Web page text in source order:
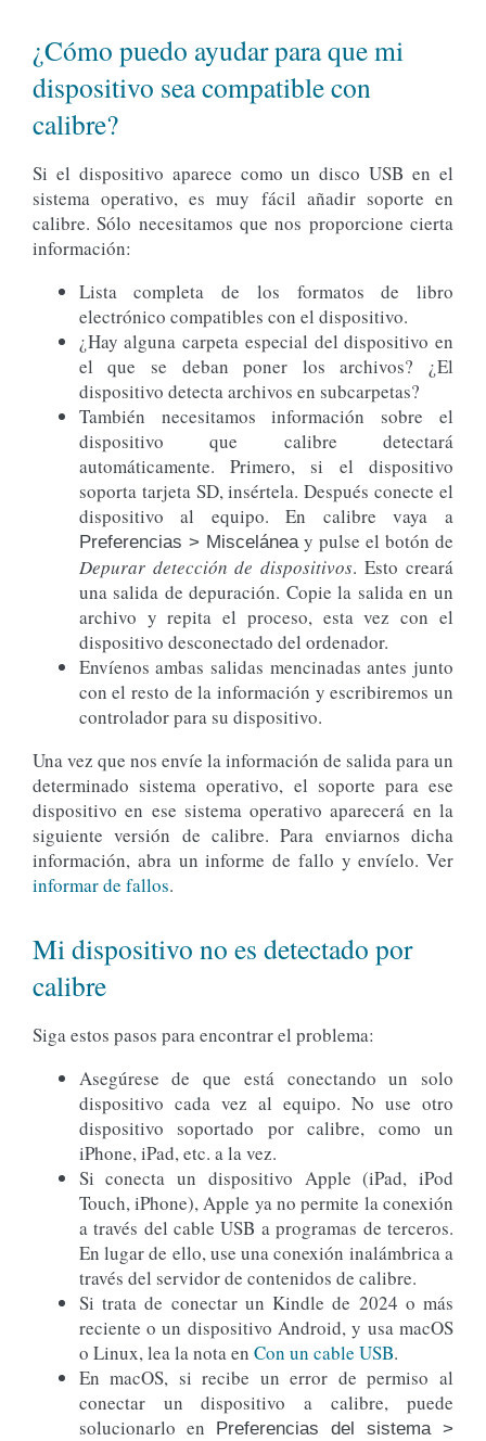
¿Cómo puedo ayudar para que mi
dispositivo sea compatible con
calibre?
Si el dispositivo aparece como un disco USB en el
sistema operativo, es muy fácil añadir soporte en
calibre. Sólo necesitamos que nos proporcione cierta
información:
Lista completa de los formatos de libro
electrónico compatibles con el dispositivo.
¿Hay alguna carpeta especial del dispositivo en
el que se deban poner los archivos? ¿El
dispositivo detecta archivos en subcarpetas?
También necesitamos información sobre el
dispositivo que calibre detectará
automáticamente. Primero, si el dispositivo
soporta tarjeta SD, insértela. Después conecte el
dispositivo al equipo. En calibre vaya a
Preferencias > Misceláneay pulse el botón de
Depurar detección de dispositivos. Esto creará
una salida de depuración. Copie la salida en un
archivo y repita el proceso, esta vez con el
dispositivo desconectado del ordenador.
Envíenos ambas salidas mencinadas antes junto
con el resto de la información y escribiremos un
controlador para su dispositivo.
Una vez que nos envíe la información de salida para un
determinado sistema operativo, el soporte para ese
dispositivo en ese sistema operativo aparecerá en la
siguiente versión de calibre. Para enviarnos dicha
información, abra un informe de fallo y envíelo. Ver
informar de fallos.
Mi dispositivo no es detectado por
calibre
Siga estos pasos para encontrar el problema:
Asegúrese de que está conectando un solo
dispositivo cada vez al equipo. No use otro
dispositivo soportado por calibre, como un
iPhone, iPad, etc. a la vez.
Si conecta un dispositivo Apple (iPad, iPod
Touch, iPhone), Apple ya no permite la conexión
a través del cable USB a programas de terceros.
En lugar de ello, use una conexión inalámbrica a
través del servidor de contenidos de calibre.
Si trata de conectar un Kindle de 2024 o más
reciente o un dispositivo Android, y usa macOS
o Linux, lea la nota en Con un cable USB.
En macOS, si recibe un error de permiso al
conectar un dispositivo a calibre, puede
solucionarlo en
Preferencias del sistema >